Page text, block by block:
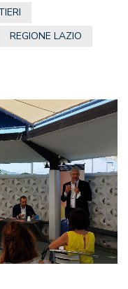
REGIONE LAZIO